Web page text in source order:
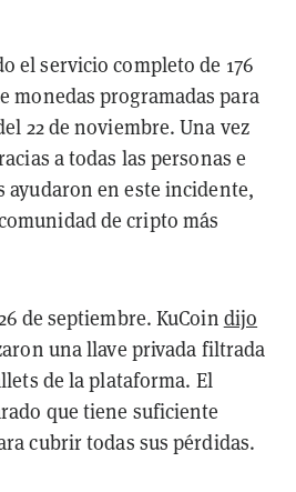
el servicio completo de 176
monedas programadas para
22 de noviembre. Una vez
a todas las personas e
en este incidente,
de cripto más
de septiembre. KuCoin dijo
una llave privada filtrada
de la plataforma. El
que tiene suficiente
cubrir todas sus pérdidas.